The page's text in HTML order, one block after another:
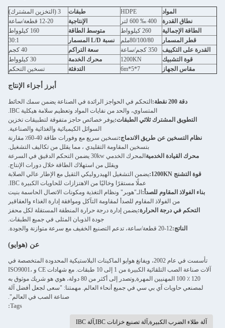
المواد HDPE طبقات
3 (التخزين المشترك)
نطاق القدرة
400 ‰ 600 لتر الإنتاجية
12-20 قطعة/ساعة
الطاقة الإجمالية
260 كيلوواط متوسط الطاقة
160 كيلوواط
قطر المسمار
80/100/80ملم نسبة L/D المسمار
30:1
القدرة على التكييف
350 كجم/ساعة سعة التراكم
40 كجم
قوة التشبيك
1200KN محرك الخدمة
30 كيلوواط
مقاس الجهاز
7*5*6m التدفئة تسخين التحكم
أبرز أجزاء الإنتاج
دقة 200 نقطة:
التحكم في الحواجز الرائدة في الصناعة يضمن سمك الحائط
المتساوي، والحد من نفايات المواد وتعظيم سلامة هيكلية IBC.
التطويق المشترك ثلاثي الطبقات:يوفر خصائص حاجز متفوقة لتطبيقات تخزين
السوائل الكيميائية والغذائية والصناعية.
نظام التسخين عن طريق الاندماج:
تسخين سريع مع وفورات طاقة 40-60٪ مقارنة
بتسخين المقاومة التقليدي ، مما يقلل من تكاليف التشغيل.
محرك القيادة الخدمية
المحرك الخدمي 30kw يضمن التحكم الدقيق في السرعة
ويقلل من استهلاك الطاقة خلال دورات الإنتاج.
قوة التشنج 1200KN:
يضمن التشغيل الهيدروليكي الثقيل مع الإطار عالي الصلابة
عملًا مستقرًا وخاليًا من الاهتزازات للحاويات الكبيرة IBC.
بناء الفولاذ المقاوم للصدأ: الـ"هوبر" ونظام التغذية ومكونات الاتصال الحاسمة بنيت
من الفولاذ المقاوم للصدأ لمقاومة التآكل وموافقة إدارة الغذاء والعقاقير
التحكم في درجة الحرارة:يضمن إدارة درجة حرارة المنطقة المستقلة لكل محفز
جودة الذوبان المثلى في جميع الطبقات.
الناتج:12-20 قطعة/ساعة، تدعم التصنيع الخفيف مع سرعة متوازنة والجودة.
عن (هوايو)
تأسست في عام 2002، ويفانغ هوايو الماكينات البلاستيكية المحدودة المتخصصة في
آلات صناعة الصب التلقائية الكبيرة من 1 إلى 10 طبقات. مع شهادات CE و ISO9001،
100 ٪ 120 المهنيين المهرة,وتصدر إلى أكثر من 80 دولة، هوي هو شريك موثوق به
لمصنعي حاويات آي بي سي في جميع أنحاء العالم. مهمتنا: "سعى لجعل أفضل آلة
صناعة الصب في العالم".
Tags:
آلة طلاء الضرب الكبيرة,آلة تصنيع خزانات IBC,آلة IBC